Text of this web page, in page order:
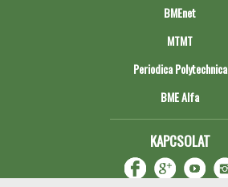
BMEnet
MTMT
Periodica Polytechnica
BME Alfa
KAPCSOLAT